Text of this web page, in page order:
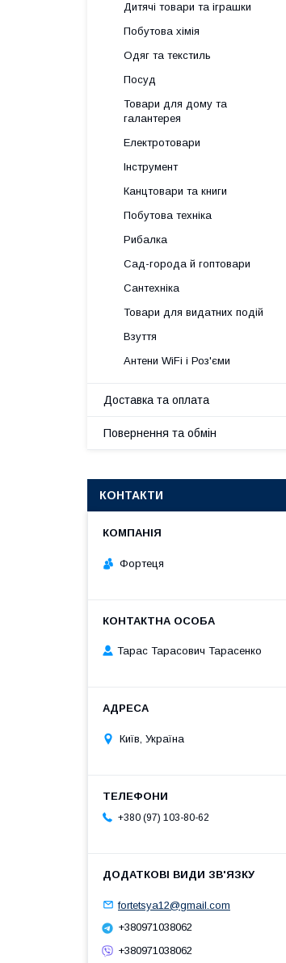
Дитячі товари та іграшки
Побутова хімія
Одяг та текстиль
Посуд
Товари для дому та
галантерея
Електротовари
Інструмент
Канцтовари та книги
Побутова техніка
Рибалка
Сад-города й гоптовари
Сантехніка
Товари для видатних подій
Взуття
Антени WiFi і Роз'єми
Доставка та оплата
Повернення та обмін
КОНТАКТИ
Фортеця
Тарас Тарасович Тарасенко
Київ, Україна
+380 (97) 103-80-62
fortetsya12@gmail.com
+380971038062
+380971038062